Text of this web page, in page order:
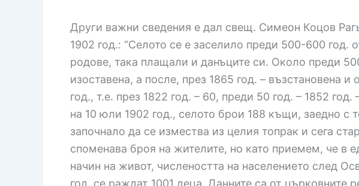
Други важни сведения е дал свещ. Симеон Коцов
1902 год.: “Селото се е заселило преди 500-600
родове, така плащали и данъците си. Около преди
изоставена, а после, през 1865 год. – възстановена
год., т.е. през 1822 год. – 60, преди 50 год. – 1852
на 10 юли 1902 год., селото брои 188 къщи, заедно с
започнало да се измества из целия топрак и сега
споменава броя на жителите, но като приемем, че в
начин на живот, числеността на населението след